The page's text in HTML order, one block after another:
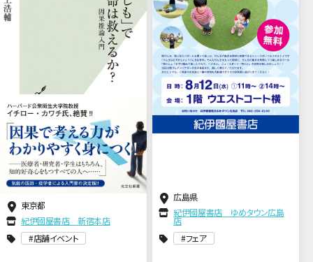
東京都
紀伊國屋書店 新宿本店
店舗イベント
広島県
紀伊國屋書店 ゆめタウン広島
店
フェア